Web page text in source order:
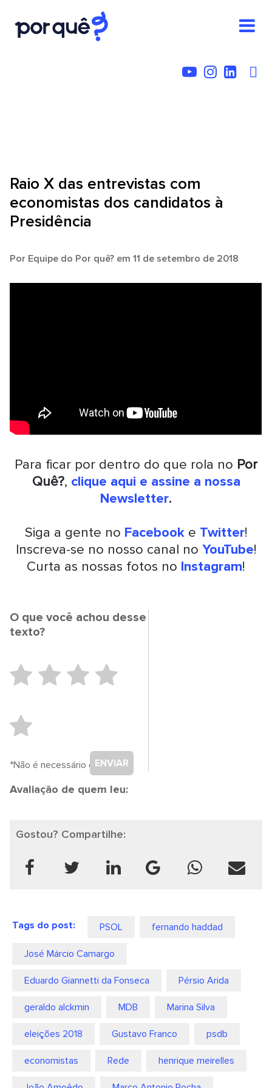
Raio X das entrevistas com
economistas dos candidatos à
Presidência
Por Equipe do Por quê? em 11 de setembro de 2018
Para ficar por dentro do que rola no Por
Quê?, clique aqui e assine a nossa
Newsletter.
Siga a gente no Facebooke Twitter!
Inscreva-se no nosso canal no YouTube!
Curta as nossas fotos no Instagram!
O que você achou desse
texto?
ENVIAR
*Não é necessário cadastro.
Avaliação de quem leu:
Gostou? Compartilhe:
Tags do post: PSOL fernando haddad
José Márcio Camargo
Eduardo Giannetti da Fonseca Pérsio Arida
geraldo alckmin MDB Marina Silva
eleições 2018 Gustavo Franco psdb
economistas Rede henrique meirelles